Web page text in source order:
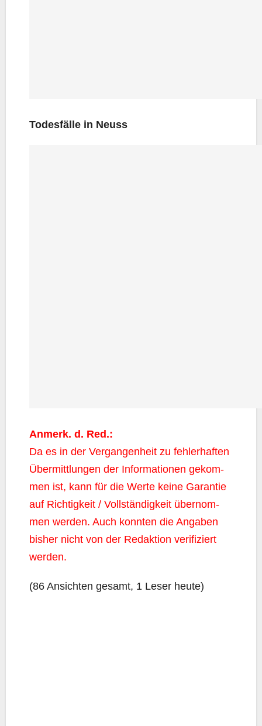
Todes­fäl­le in Neuss
Anmerk. d. Red.:
Da es in der Ver­gan­gen­heit zu feh­ler­haf­ten
Über­mitt­lun­gen der Infor­ma­tio­nen gekom­
men ist, kann für die Wer­te kei­ne Garan­tie
auf Rich­tig­keit / Voll­stän­dig­keit über­nom­
men wer­den. Auch konn­ten die Anga­ben
bis­her nicht von der Redak­ti­on veri­fi­ziert
werden.
(86 Ansich­ten gesamt, 1 Leser heute)